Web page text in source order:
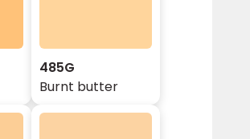
485G
Burnt butter